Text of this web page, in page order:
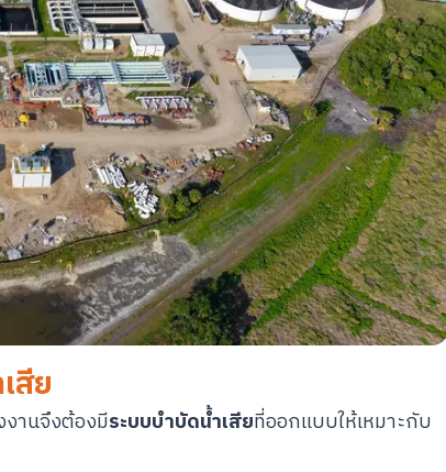
สีย
านจึงต้องมีระบบบำบัดน้ำเสียที่ออกแบบให้เหมาะกับ